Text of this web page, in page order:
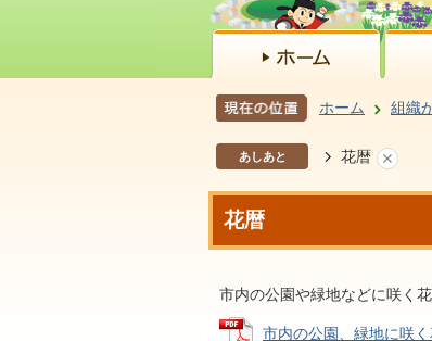
ホーム 組織
あしあと 花暦
花暦
市内の公園や緑地などに咲く
市内の公園、緑地に咲